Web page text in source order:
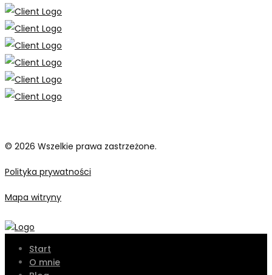
© 2026 Wszelkie prawa zastrzeżone.
Polityka prywatności
Mapa witryny
Start
O mnie